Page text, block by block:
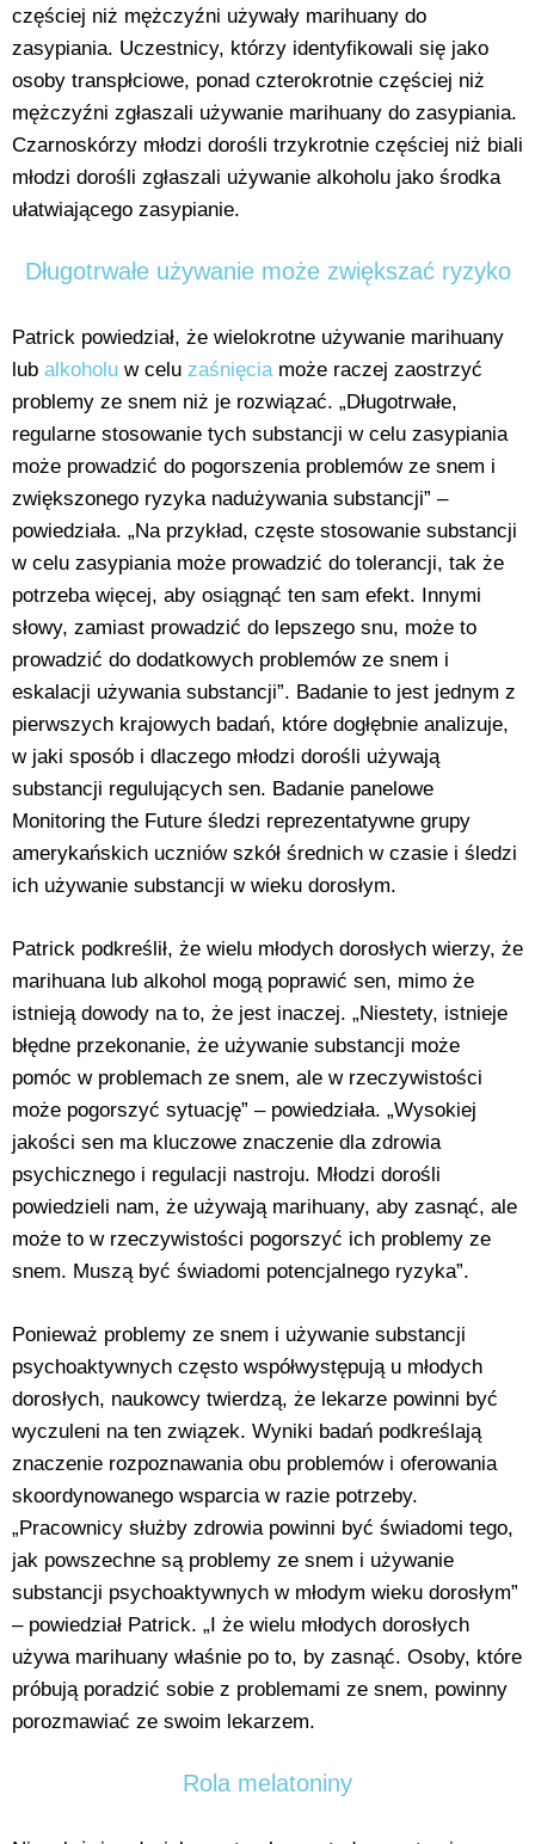
częściej niż mężczyźni używały marihuany do
zasypiania. Uczestnicy, którzy identyfikowali się jako
osoby transpłciowe, ponad czterokrotnie częściej niż
mężczyźni zgłaszali używanie marihuany do zasypiania.
Czarnoskórzy młodzi dorośli trzykrotnie częściej niż biali
młodzi dorośli zgłaszali używanie alkoholu jako środka
ułatwiającego zasypianie.
Długotrwałe używanie może zwiększać ryzyko
Patrick powiedział, że wielokrotne używanie marihuany
lub alkoholu w celu zaśnięciamoże raczej zaostrzyć
problemy ze snem niż je rozwiązać. „Długotrwałe,
regularne stosowanie tych substancji w celu zasypiania
może prowadzić do pogorszenia problemów ze snem i
zwiększonego ryzyka nadużywania substancji” –
powiedziała. „Na przykład, częste stosowanie substancji
w celu zasypiania może prowadzić do tolerancji, tak że
potrzeba więcej, aby osiągnąć ten sam efekt. Innymi
słowy, zamiast prowadzić do lepszego snu, może to
prowadzić do dodatkowych problemów ze snem i
eskalacji używania substancji”. Badanie to jest jednym z
pierwszych krajowych badań, które dogłębnie analizuje,
w jaki sposób i dlaczego młodzi dorośli używają
substancji regulujących sen. Badanie panelowe
Monitoring the Future śledzi reprezentatywne grupy
amerykańskich uczniów szkół średnich w czasie i śledzi
ich używanie substancji w wieku dorosłym.
Patrick podkreślił, że wielu młodych dorosłych wierzy, że
marihuana lub alkohol mogą poprawić sen, mimo że
istnieją dowody na to, że jest inaczej. „Niestety, istnieje
błędne przekonanie, że używanie substancji może
pomóc w problemach ze snem, ale w rzeczywistości
może pogorszyć sytuację” – powiedziała. „Wysokiej
jakości sen ma kluczowe znaczenie dla zdrowia
psychicznego i regulacji nastroju. Młodzi dorośli
powiedzieli nam, że używają marihuany, aby zasnąć, ale
może to w rzeczywistości pogorszyć ich problemy ze
snem. Muszą być świadomi potencjalnego ryzyka”.
Ponieważ problemy ze snem i używanie substancji
psychoaktywnych często współwystępują u młodych
dorosłych, naukowcy twierdzą, że lekarze powinni być
wyczuleni na ten związek. Wyniki badań podkreślają
znaczenie rozpoznawania obu problemów i oferowania
skoordynowanego wsparcia w razie potrzeby.
„Pracownicy służby zdrowia powinni być świadomi tego,
jak powszechne są problemy ze snem i używanie
substancji psychoaktywnych w młodym wieku dorosłym”
– powiedział Patrick. „I że wielu młodych dorosłych
używa marihuany właśnie po to, by zasnąć. Osoby, które
próbują poradzić sobie z problemami ze snem, powinny
porozmawiać ze swoim lekarzem.
Rola melatoniny